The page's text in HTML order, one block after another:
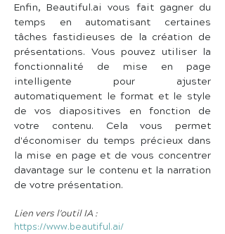
Enfin, Beautiful.ai vous fait gagner du
temps en automatisant certaines
tâches fastidieuses de la création de
présentations. Vous pouvez utiliser la
fonctionnalité de mise en page
intelligente pour ajuster
automatiquement le format et le style
de vos diapositives en fonction de
votre contenu. Cela vous permet
d'économiser du temps précieux dans
la mise en page et de vous concentrer
davantage sur le contenu et la narration
de votre présentation.
Lien vers l'outil IA :
https://www.beautiful.ai/